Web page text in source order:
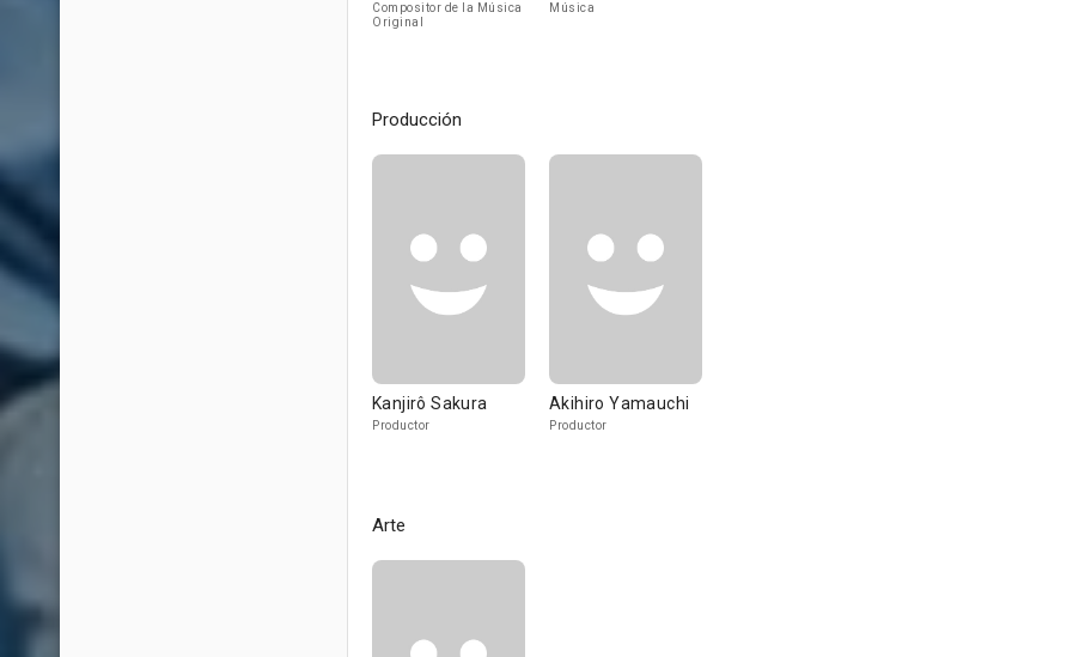
Compositor de la Música
Original
Música
Producción
Kanjirô Sakura
Productor
Akihiro Yamauchi
Productor
Arte